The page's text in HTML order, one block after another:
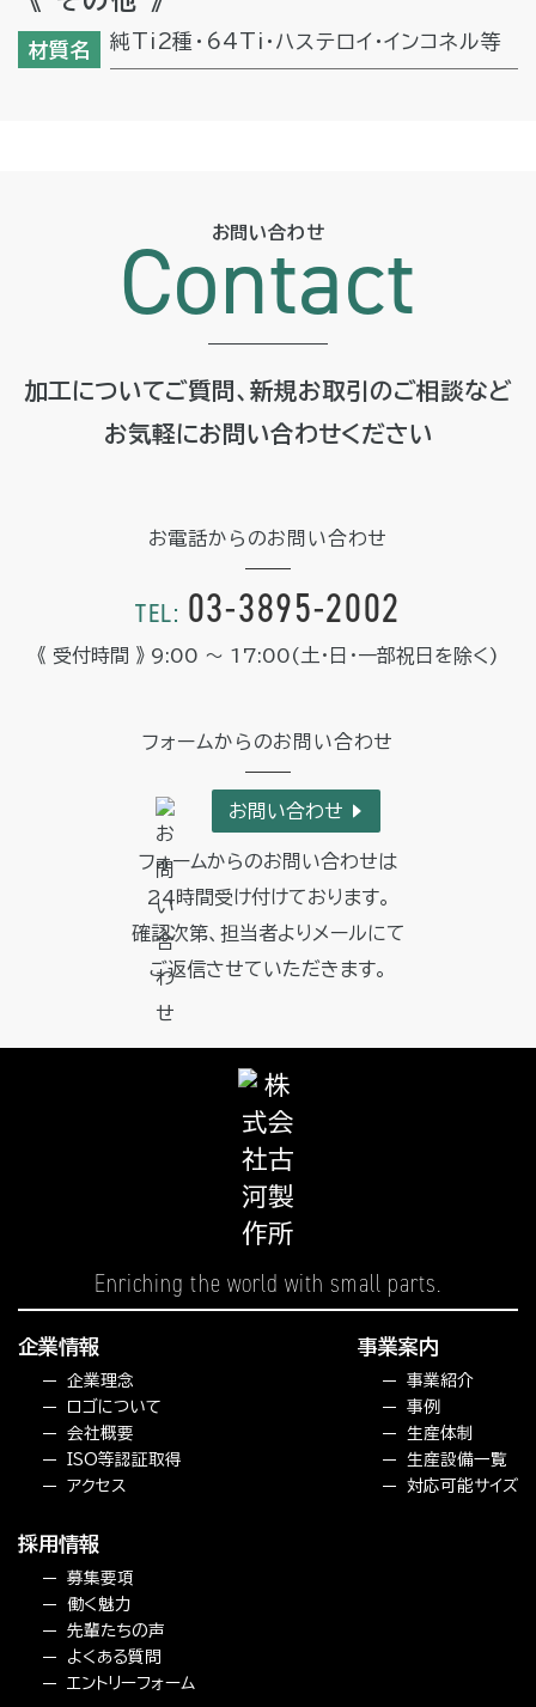
材質名 純Ti2種・64Ti・ ハステロイ ・インコネル等
お問い合わせ
Contact
加工についてご質問、新規お取引のご相談など
お気軽にお問い合わせください
お電話からのお問い合わせ
TEL: 03-3895-2002
《 受付時間 》 9:00 ～ 17:00(土・日・一部祝日を除く)
フォームからのお問い合わせ
お問い合わせ
フォームからのお問い合わせは
24時間受け付けております。
確認次第、担当者よりメールにて
ご返信させていただきます。
Enriching the worldwith small parts.
企業情報
企業理念
ロゴについて
会社概要
ISO等認証取得
アクセス
事業案内
事業紹介
事例
生産体制
生産設備一覧
対応可能サイズ
採用情報
募集要項
働く魅力
先輩たちの声
よくある質問
エントリーフォーム